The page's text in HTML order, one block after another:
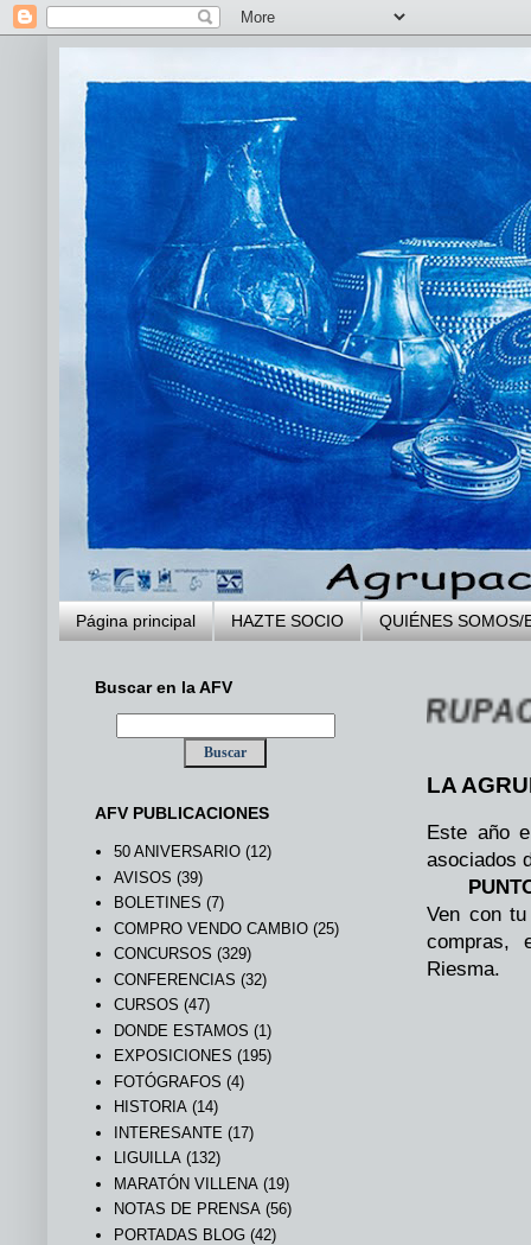
Página principal HAZTE SOCIO QUIÉNES SOMOS/
A LA WEB DE LA
LA
Este año
asociados
Ven con
compras,
Riesma.
Buscar en la AFV
AFV PUBLICACIONES
50 ANIVERSARIO (12)
AVISOS (39)
BOLETINES (7)
COMPRO VENDO CAMBIO (25)
CONCURSOS (329)
CONFERENCIAS (32)
CURSOS (47)
DONDE ESTAMOS (1)
EXPOSICIONES (195)
FOTÓGRAFOS (4)
HISTORIA (14)
INTERESANTE (17)
LIGUILLA (132)
MARATÓN VILLENA (19)
NOTAS DE PRENSA (56)
PORTADAS BLOG (42)